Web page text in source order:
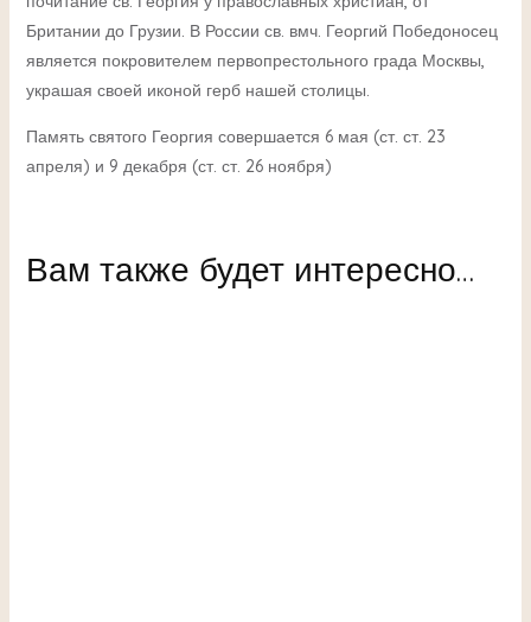
Британии до Грузии. В России св. вмч. Георгий Победоносец
является покровителем первопрестольного града Москвы,
украшая своей иконой герб нашей столицы.
Память святого Георгия совершается 6 мая (ст. ст. 23
апреля) и 9 декабря (ст. ст. 26 ноября)
Вам также будет интересно…